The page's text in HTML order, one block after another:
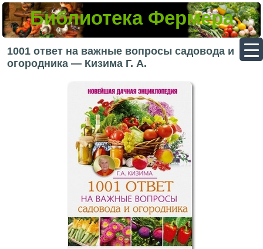
Библиотека Фермера
1001 ответ на важные вопросы садовода и
огородника — Кизима Г. А.
▼